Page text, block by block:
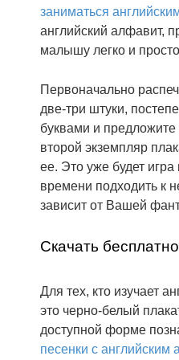
заниматься
английский алфавит,
малышу легко и
Первоначально
две-три штуки,
буквами и предложите
второй экземпляр
ее. Это уже будет
времени подходить к
зависит от Вашей
Скачать
Для тех, кто изучает
это черно-белый
доступной форме
песенки с английским